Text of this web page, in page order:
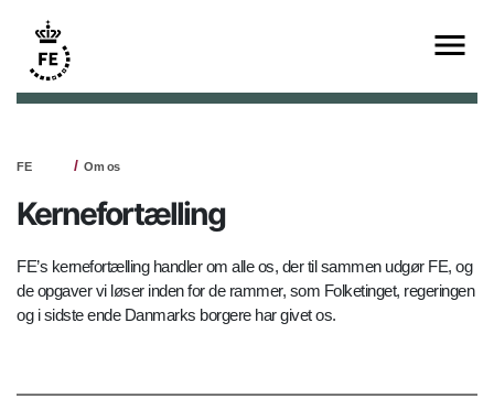
FE Om os
Kernefortælling
FE’s kernefortælling handler om alle os, der til sammen udgør FE, og
de opgaver vi løser inden for de rammer, som Folketinget, regeringen
og i sidste ende Danmarks borgere har givet os.